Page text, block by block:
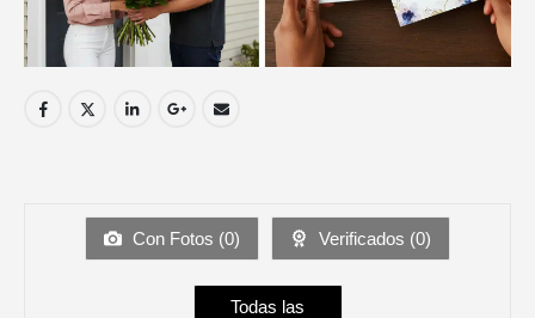
Con Fotos (0) Verificados (0)
Todas las